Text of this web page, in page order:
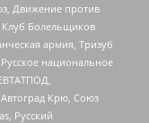
Движение против
Клуб Болельщиков
армия, Тризуб
национальное
Крю, Союз
Русский